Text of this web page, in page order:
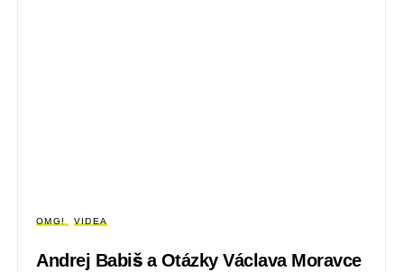
OMG! VIDEA
Andrej Babiš a Otázky Václava Moravce